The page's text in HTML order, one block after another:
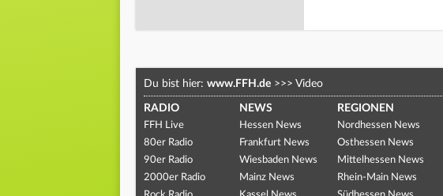
Du bist hier: www.FFH.de >>> Video
RADIO
FFH Live
80er Radio
90er Radio
2000er Radio
NEWS
Hessen News
Frankfurt News
Wiesbaden News
Mainz News
REGIONEN
Nordhessen News
Osthessen News
Mittelhessen News
Rhein-Main News